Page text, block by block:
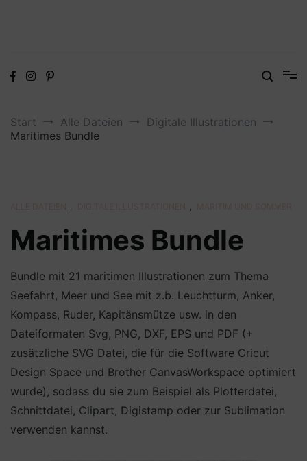
Start Alle Dateien
Digitale Illustrationen
Maritimes Bundle
, ,
Maritimes Bundle
Bundle mit 21 maritimen Illustrationen zum Thema
Seefahrt, Meer und See mit z.b. Leuchtturm, Anker,
Kompass, Ruder, Kapitänsmütze usw. in den
Dateiformaten Svg, PNG, DXF, EPS und PDF (+
zusätzliche SVG Datei, die für die Software Cricut
Design Space und Brother CanvasWorkspace optimiert
wurde), sodass du sie zum Beispiel als Plotterdatei,
Schnittdatei, Clipart, Digistamp oder zur Sublimation
verwenden kannst.